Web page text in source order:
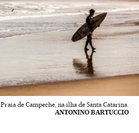
Praia de Campeche, na ilha de Santa Catarina.
ANTONINO BARTUCCIO